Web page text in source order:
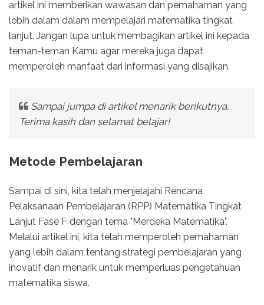
artikel ini memberikan wawasan dan pemahaman yang
lebih dalam dalam mempelajari matematika tingkat
lanjut. Jangan lupa untuk membagikan artikel ini kepada
teman-teman Kamu agar mereka juga dapat
memperoleh manfaat dari informasi yang disajikan.
Sampai jumpa di artikel menarik berikutnya.
Terima kasih dan selamat belajar!
Metode Pembelajaran
Sampai di sini, kita telah menjelajahi Rencana
Pelaksanaan Pembelajaran (RPP) Matematika Tingkat
Lanjut Fase F dengan tema "Merdeka Matematika".
Melalui artikel ini, kita telah memperoleh pemahaman
yang lebih dalam tentang strategi pembelajaran yang
inovatif dan menarik untuk memperluas pengetahuan
matematika siswa.